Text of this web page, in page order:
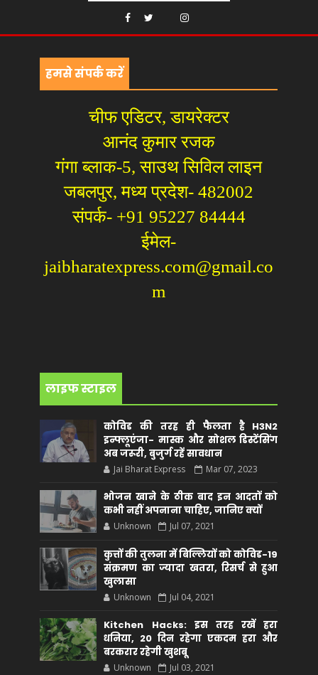
हमसे संपर्क करें
चीफ एडिटर, डायरेक्टर
आनंद कुमार रजक
गंगा ब्लाक-5, साउथ सिविल लाइन
जबलपुर, मध्य प्रदेश- 482002
संपर्क- +91 95227 84444
ईमेल-
jaibharatexpress.com@gmail.co
m
लाइफ स्टाइल
कोविड की तरह ही फैलता है H3N2
इन्फ्लूएंजा- मास्क और सोशल डिस्टेंसिंग
अब जरूरी, बुजुर्ग रहें सावधान
Jai Bharat Express Mar 07, 2023
भोजन खाने के ठीक बाद इन आदतों को
कभी नहीं अपनाना चाहिए, जानिए क्यों
Unknown Jul 07, 2021
कुत्तों की तुलना में बिल्लियों को कोविड-19
संक्रमण का ज्यादा खतरा, रिसर्च से हुआ
खुलासा
Unknown Jul 04, 2021
Kitchen Hacks: इस तरह रखें हरा
धनिया, 20 दिन रहेगा एकदम हरा और
बरकरार रहेगी खुशबू
Unknown Jul 03, 2021